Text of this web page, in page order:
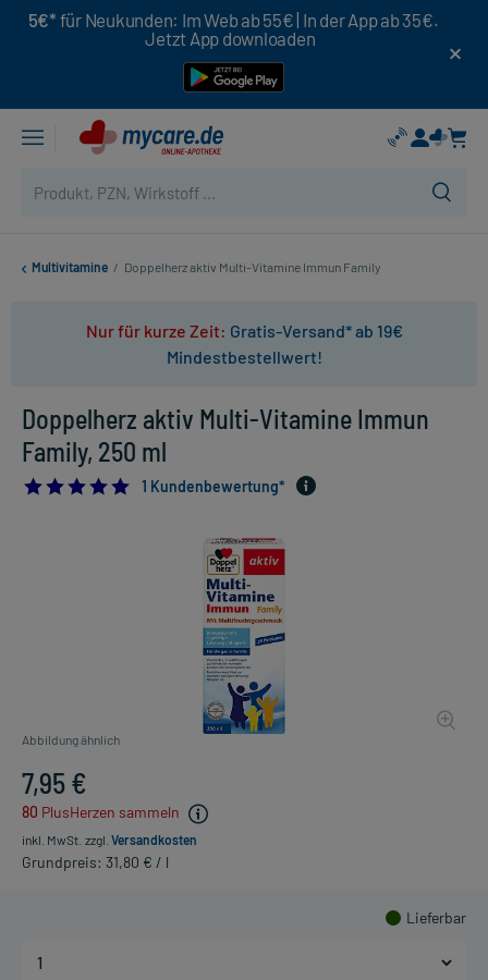
5€* für Neukunden: Im Web ab 55€ | In der App ab 35€.
Jetzt App downloaden
Multivitamine / Doppelherz aktiv Multi-Vitamine Immun Family
Nur für kurze Zeit: Gratis-Versand* ab 19€
Mindestbestellwert!
Doppelherz aktiv Multi-Vitamine Immun
Family, 250 ml
5.01 Kundenbewertung*
Abbildung ähnlich
7,95 €
80 PlusHerzen sammeln
inkl. MwSt. zzgl. Versandkosten
Grundpreis: 31,80 € / l
Lieferbar